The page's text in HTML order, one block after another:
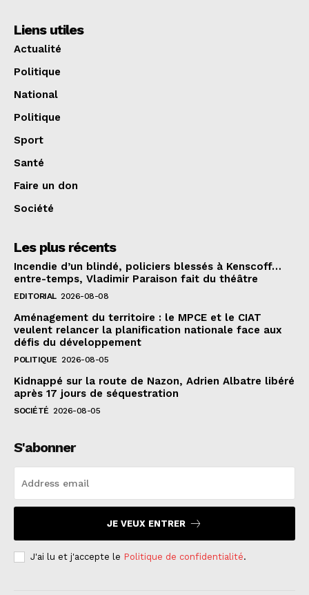
Liens utiles
Actualité
Politique
National
Politique
Sport
Santé
Faire un don
Société
Les plus récents
Incendie d’un blindé, policiers blessés à Kenscoff…
entre-temps, Vladimir Paraison fait du théâtre
EDITORIAL 2026-08-08
Aménagement du territoire : le MPCE et le CIAT
veulent relancer la planification nationale face aux
défis du développement
POLITIQUE 2026-08-05
Kidnappé sur la route de Nazon, Adrien Albatre libéré
après 17 jours de séquestration
SOCIÉTÉ 2026-08-05
S'abonner
JE VEUX ENTRER
J'ai lu et j'accepte le Politique de confidentialité.